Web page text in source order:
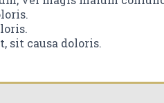
sit causa doloris.